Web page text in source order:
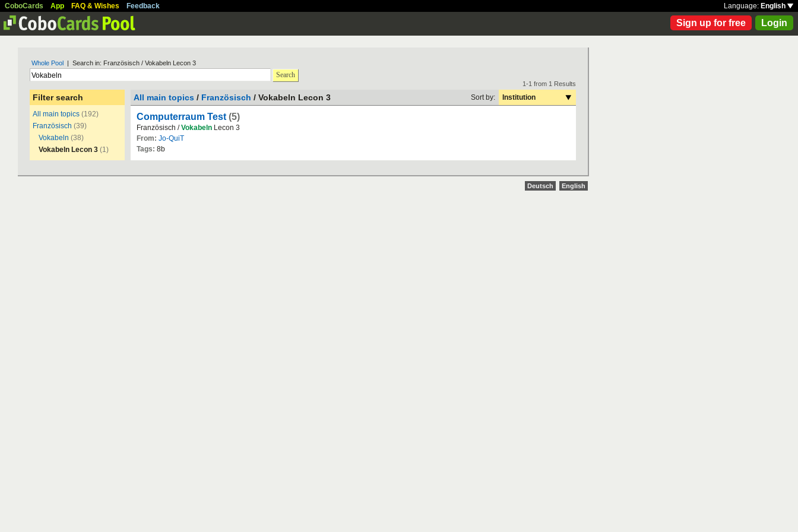
CoboCards App FAQ & Wishes Feedback Language: English
Sign up for free Login
Whole Pool | Search in: Französisch / Vokabeln Lecon 3
Search
Filter search
All main topics (192)
Französisch (39)
Vokabeln (38)
Vokabeln Lecon 3 (1)
1-1 from 1 Results
All main topics / Französisch / Vokabeln Lecon 3 Sort by: Institution
Computerraum Test (5)
Französisch /Vokabeln Lecon 3
From: Jo-QuiT
Tags: 8b
Deutsch English